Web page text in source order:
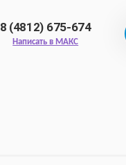
8 (4812) 675-674
Написать в МАКС